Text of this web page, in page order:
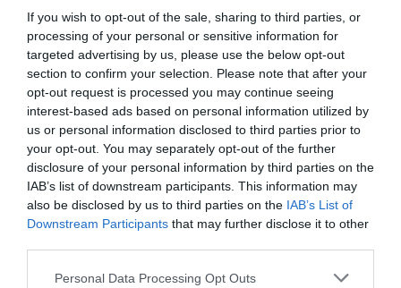
If you wish to opt-out of the sale, sharing to third parties, or
processing of your personal or sensitive information for
targeted advertising by us, please use the below opt-out
section to confirm your selection. Please note that after your
opt-out request is processed you may continue seeing
interest-based ads based on personal information utilized by
us or personal information disclosed to third parties prior to
your opt-out. You may separately opt-out of the further
disclosure of your personal information by third parties on the
IAB’s list of downstream participants. This information may
also be disclosed by us to third parties on the IAB’s List of
Downstream Participants that may further disclose it to other
Personal Data Processing Opt Outs
actuación del cantautor utrerano Juanlu Montoya,
protagonista del último video promocional de la provincia
de Sevilla. También contará con la participación de
Cristian Ventura (camarero de ‘con permiso’). Esta gran
cita será acompañada por una degustación de Sabores de
la Provincia en la que los asistentes podrán hacer un
recorrido sensorial por la gastronomía sevillana, de la
mano de Pedro y Laura Robles.
Programa en el pabellón de Andalucía, en IFEMA
La agenda de la Diputación en FITUR continuará, el
miércoles 22 de enero, ya en el stand de la provincia de